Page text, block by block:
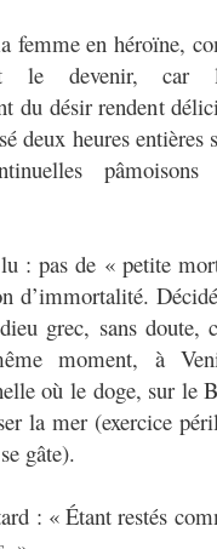
femme en héroïne,
le devenir,
du désir rendent
deux heures entières
: pas de « petite
d’immortalité.
grec, sans doute,
moment, à
où le doge, sur le
la mer (exercice
gâte).
: « Étant restés